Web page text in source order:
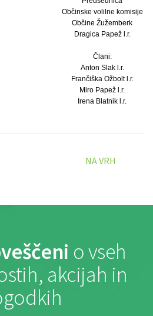
Občinske volilne komisije
Občine Žužemberk
Dragica Papež l.r.
Člani:
Anton Slak l.r.
Frančiška Ožbolt l.r.
Miro Papež l.r.
Irena Blatnik l.r.
NA VRH
o vseh
akcijah in